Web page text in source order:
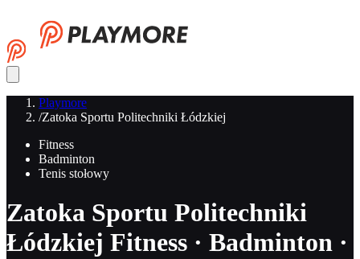
Playmore
/Zatoka Sportu Politechniki Łódzkiej
Fitness
Badminton
Tenis stołowy
Zatoka Sportu Politechniki
Łódzkiej Fitness · Badminton ·